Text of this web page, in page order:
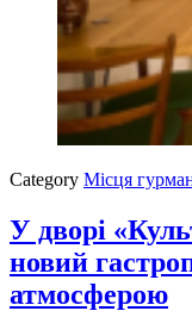
Category Місця
У дворі
новий
атмосферою